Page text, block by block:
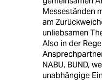
Messeständen
am
unliebsamen
Also in der
NABU, BUND,
unabhängige